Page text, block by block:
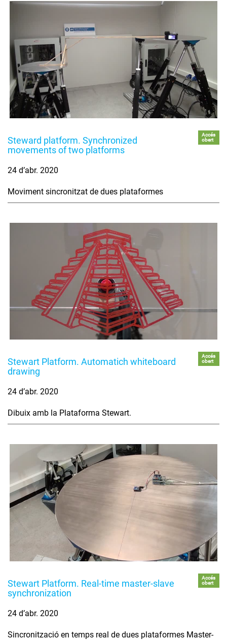
Steward platform. Synchronized
movements of two platforms
Accés
obert
24 d’abr. 2020
Moviment sincronitzat de dues plataformes
Stewart Platform. Automatich whiteboard
drawing
Accés
obert
24 d’abr. 2020
Dibuix amb la Plataforma Stewart.
Stewart Platform. Real-time master-slave
synchronization
Accés
obert
24 d’abr. 2020
Sincronització en temps real de dues plataformes Master-